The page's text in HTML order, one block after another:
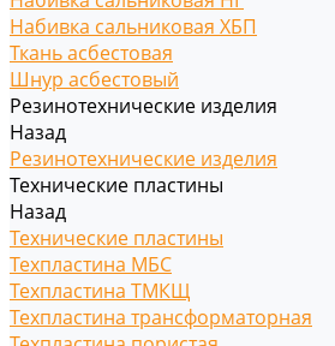
Набивка сальниковая ХБП
Ткань асбестовая
Шнур асбестовый
Резинотехнические изделия
Назад
Резинотехнические изделия
Технические пластины
Назад
Технические пластины
Техпластина МБС
Техпластина ТМКЩ
Техпластина трансформаторная